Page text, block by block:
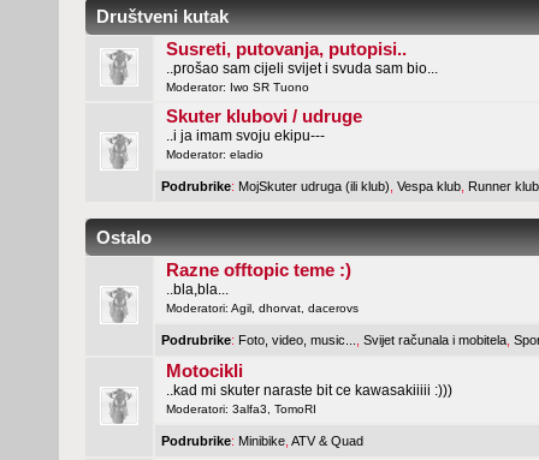
Društveni kutak
Susreti, putovanja, putopisi..
..prošao sam cijeli svijet i svuda sam bio...
Moderator: Iwo SR Tuono
Skuter klubovi / udruge
..i ja imam svoju ekipu---
Moderator: eladio
Podrubrike: MojSkuter udruga (ili klub) Vespa klub Runner klub
Ostalo
Razne offtopic teme :)
..bla,bla...
Moderatori: Agil, dhorvat, dacerovs
Podrubrike: Foto, video, music... Svijet računala i mobitela
Motocikli
..kad mi skuter naraste bit ce kawasakiiiii :)))
Moderatori: 3alfa3 TomoRI
Podrubrike: Minibike ATV & Quad